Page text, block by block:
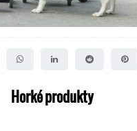
Horké produkty